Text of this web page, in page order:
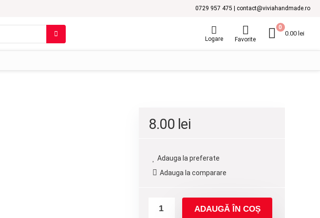
0729 957 475 | contact@viviahandmade.ro
Logare Favorite
0
0.00 lei
8.00 lei
Adauga la preferate
Adauga la comparare
ADAUGĂ ÎN COȘ